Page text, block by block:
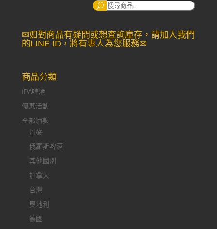
搜
✉如對商品有疑問或想查詢庫存，請加入我們
的LINE ID，將有專人為您服務✉
商品分類
IPA啤酒
優惠活動
全部酒款
丹麥
俄羅斯啤酒
其他國別
加拿大
台灣
奧地利
德國